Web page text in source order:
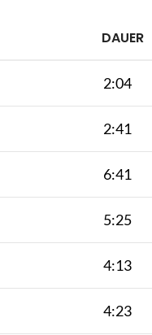
DAUER
2:04
2:41
6:41
5:25
4:13
4:23